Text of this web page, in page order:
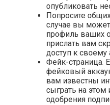
опубликовать
Попросите
случае вы
профиль ваших
прислать вам
доступ к своему
Фейк-страница.
фейковый
вам известны
сыграть на этом
одобрения